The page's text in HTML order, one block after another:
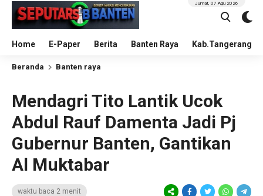
Home E-Paper Berita Banten Raya Kab.Tangerang
Jumat, 07 Agu 2026
Beranda Banten raya
Mendagri Tito Lantik Ucok
Abdul Rauf Damenta Jadi Pj
Gubernur Banten, Gantikan
Al Muktabar
waktu baca 2 menit